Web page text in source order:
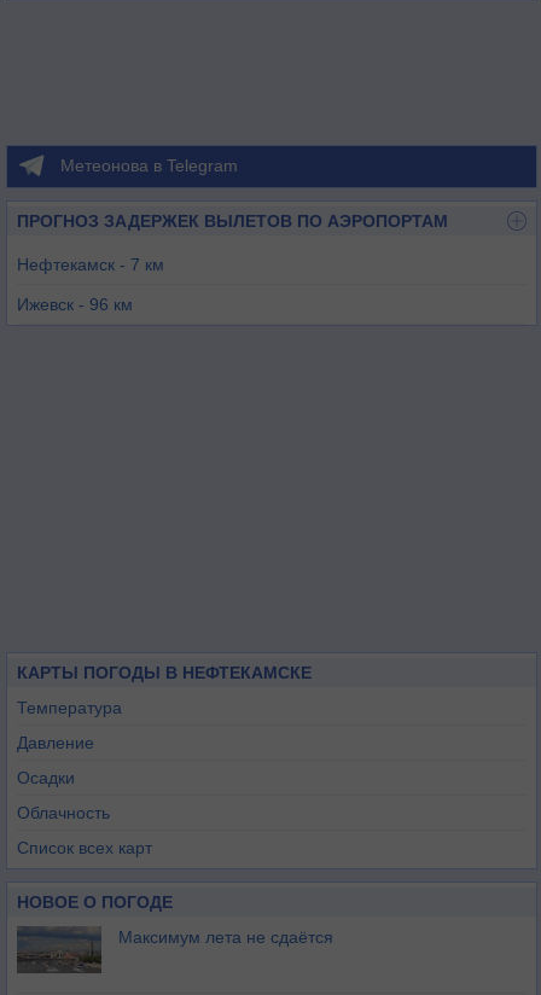
Метеонова в Telegram
ПРОГНОЗ ЗАДЕРЖЕК ВЫЛЕТОВ ПО АЭРОПОРТАМ
Нефтекамск - 7 км
Ижевск - 96 км
КАРТЫ ПОГОДЫ В НЕФТЕКАМСКЕ
Температура
Давление
Осадки
Облачность
Список всех карт
НОВОЕ О ПОГОДЕ
Максимум лета не сдаётся